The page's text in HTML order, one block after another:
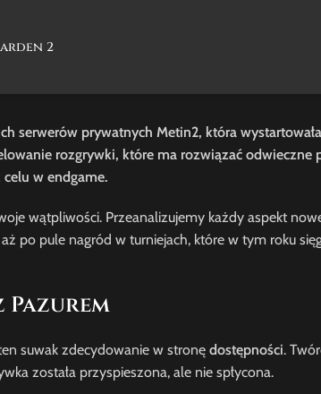
2
serwerów prywatnych Metin2, która
rozgrywki, które ma rozwiązać odwieczne
w endgame.
wątpliwości. Przeanalizujemy każdy aspekt
po pule nagród w turniejach, które w tym roku
Pazurem
suwak zdecydowanie w stronę dostępności.
została przyspieszona, ale nie spłycona.